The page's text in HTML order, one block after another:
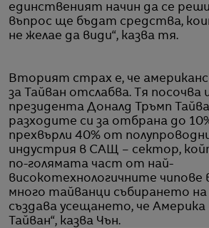
единственият начин да се
въпрос ще бъдат средства,
не желае да види“, казва тя.
Вторият страх е, че
за Тайван отслабва. Тя посочва
президента Доналд Тръмп
разходите си за отбрана до
прехвърли 40% от
индустрия в САЩ – сектор,
по-голямата част от най-
високотехнологичните чипове
много тайванци събирането
създава усещането, че Америка
Тайван“, казва Чън.